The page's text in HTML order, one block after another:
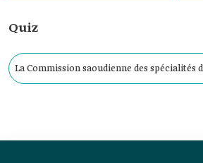
Quiz
La Commission saoudienne des spécialités